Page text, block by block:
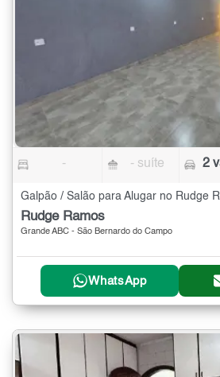
- - suíte 2
Galpão / Salão para Alugar no Rudge
Rudge Ramos
Grande ABC - São Bernardo do Campo
WhatsApp